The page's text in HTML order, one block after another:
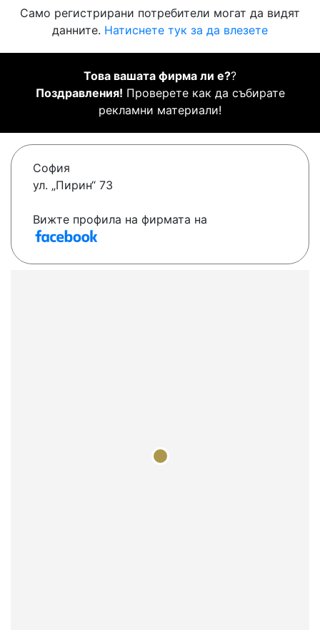
Само регистрирани потребители могат да видят
данните. Натиснете тук за да влезете
Това вашата фирма ли е??
Поздравления! Проверете как да събирате
рекламни материали!
София
ул. „Пирин“ 73
Вижте профила на фирмата на